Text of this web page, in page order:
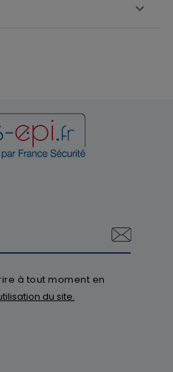
à tout moment en
du site.